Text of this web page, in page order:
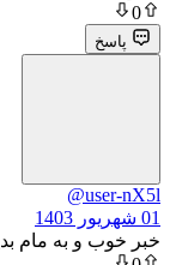
مام بدین